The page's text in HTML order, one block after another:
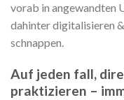
vorab in angewandten
dahinter digitalisieren
schnappen.
Auf jeden fall,
praktizieren –